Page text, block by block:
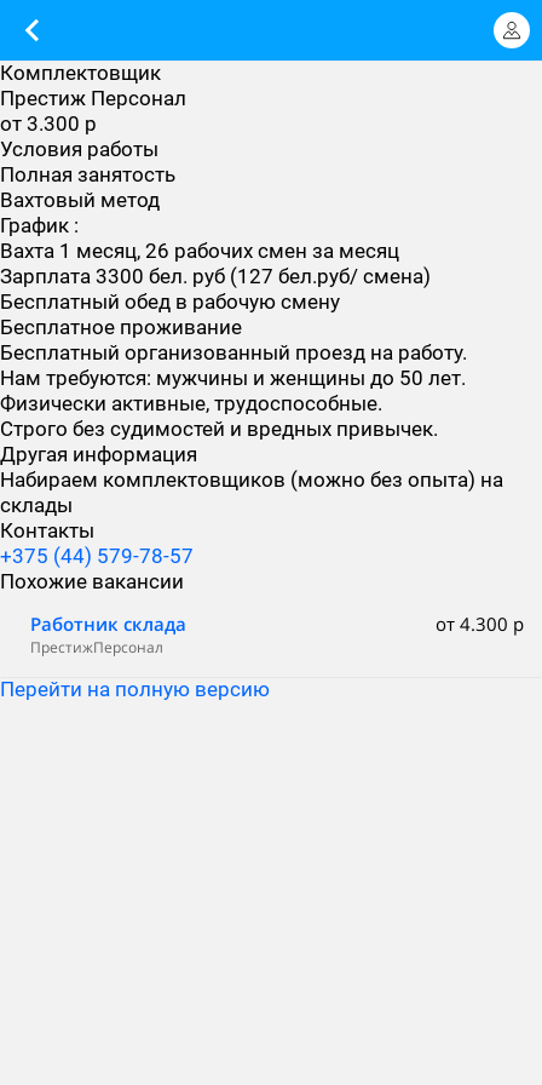
Комплектовщик
Престиж Персонал
от 3.300 р
Условия работы
Полная занятость
Вахтовый метод
График :
Вахта 1 месяц, 26 рабочих смен за месяц
Зарплата 3300 бел. руб (127 бел.руб/ смена)
Бесплатный обед в рабочую смену
Бесплатное проживание
Бесплатный организованный проезд на работу.
Нам требуются: мужчины и женщины до 50 лет.
Физически активные, трудоспособные.
Строго без судимостей и вредных привычек.
Другая информация
Набираем комплектовщиков (можно без опыта) на
склады
Контакты
+375 (44) 579-78-57
Похожие вакансии
Работник склада
ПрестижПерсонал
от 4.300 р
Перейти на полную версию